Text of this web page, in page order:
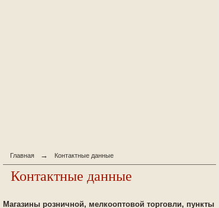
Главная → Контактные данные
Контактные данные
Магазины розничной, мелкооптовой торговли, пункты